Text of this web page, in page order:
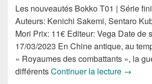
Les nouveautés Bokko T01 | Série
Auteurs: Kenichi Sakemi, Sentaro
Mori Prix: 11€ Editeur: Vega Date de
17/03/2023 En Chine antique, au
« Royaumes des combattants », la
différentsContinuer la lecture →